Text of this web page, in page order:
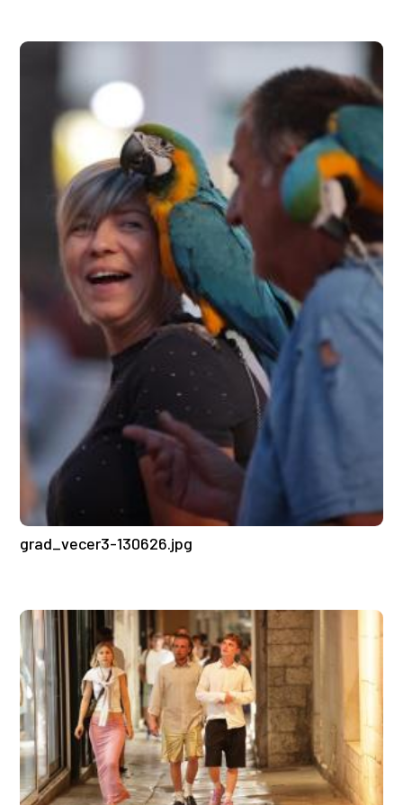
grad_vecer3-130626.jpg